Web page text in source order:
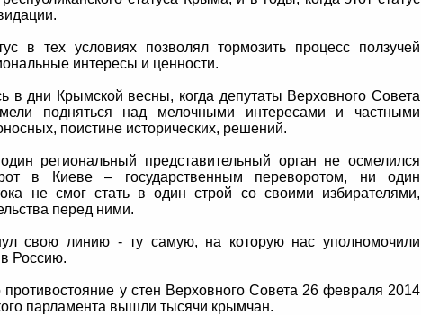
в тех условиях позволял тормозить процесс ползучей
интересы и ценности.
в дни Крымской весны, когда депутаты Верховного Совета
подняться над мелочными интересами и частными
поистине исторических, решений.
региональный представительный орган не осмелился
в Киеве – государственным переворотом, ни один
не смог стать в один строй со своими избирателями,
перед ними.
свою линию - ту самую, на которую нас уполномочили
Россию.
у стен Верховного Совета 26 февраля 2014
парламента вышли тысячи крымчан.